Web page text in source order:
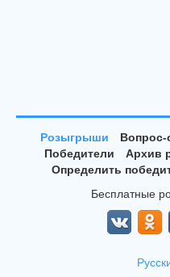
Розыгрыши Вопрос-
Победители
Архив
Определить
Бесплатные